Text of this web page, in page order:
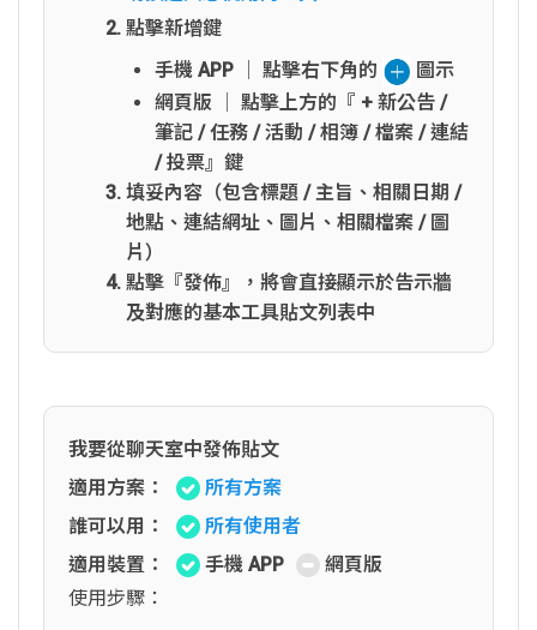
點擊新增鍵
手機 APP │ 點擊右下角的
圖示
網頁版 │ 點擊上方的『 + 新公告 /
筆記 / 任務 / 活動 / 相簿 / 檔案 / 連結
/ 投票』鍵
填妥內容（包含標題 / 主旨、相關日期 /
地點、連結網址、圖片、相關檔案 / 圖
片）
點擊『發佈』，將會直接顯示於告示牆
及對應的基本工具貼文列表中
我要從聊天室中發佈貼文
適用方案：
所有方案
誰可以用：
所有使用者
適用裝置：
手機 APP
網頁版
使用步驟：